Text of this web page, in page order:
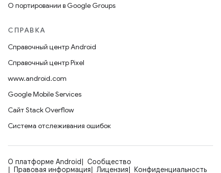
О портировании в Google Groups
СПРАВКА
Справочный центр Android
Справочный центр Pixel
www.android.com
Google Mobile Services
Сайт Stack Overflow
Система отслеживания ошибок
О платформе Android
Сообщество
Правовая информация
Лицензия Конфиденциальность